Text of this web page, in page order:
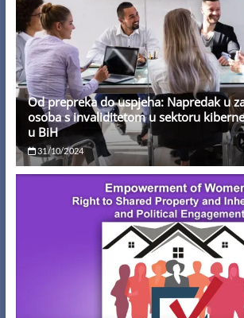
Od prepreka do uspjeha: Napredak u
osoba s invaliditetom u sektoru
u BiH
31/10/2024